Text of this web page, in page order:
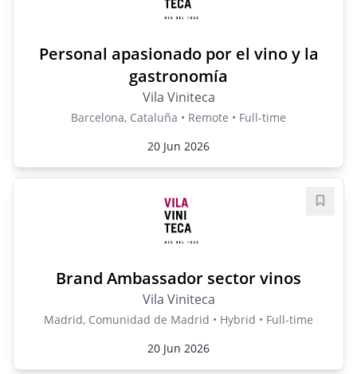
Personal apasionado por el vino y la
gastronomía
Vila Viniteca
Barcelona, Cataluña • Remote • Full-time
20 Jun 2026
Brand Ambassador sector vinos
Vila Viniteca
Madrid, Comunidad de Madrid • Hybrid • Full-time
20 Jun 2026
Save